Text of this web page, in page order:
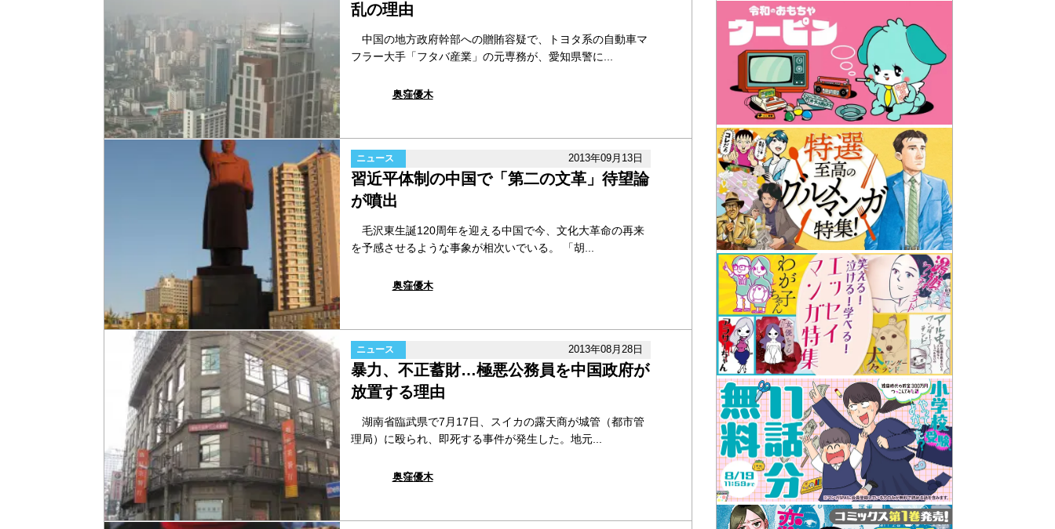
乱の理由
中国の地方政府幹部への贈賄容疑で、トヨタ系の自動車マ
フラー大手「フタバ産業」の元専務が、愛知県警に...
奥窪優木
ニュース 2013年09月13日
習近平体制の中国で「第二の文革」待望論
が噴出
毛沢東生誕120周年を迎える中国で今、文化大革命の再来
を予感させるような事象が相次いでいる。 「胡...
奥窪優木
ニュース 2013年08月28日
暴力、不正蓄財…極悪公務員を中国政府が
放置する理由
湖南省臨武県で7月17日、スイカの露天商が城管（都市管
理局）に殴られ、即死する事件が発生した。地元...
奥窪優木